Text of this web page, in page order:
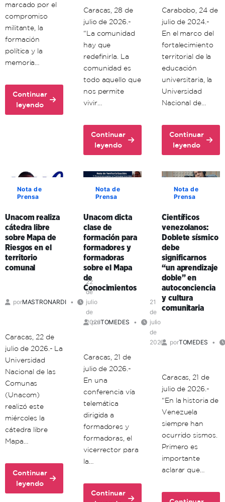
marcado por el
compromiso
militante, la
formación
política y la
memoria…
Continuar
leyendo
about
Unacom
Hugo
Chávez
Caracas, 28 de
julio de 2026.-
“La comunidad
hay que
redefinirla. La
comunidad es
todo aquello que
nos permite
vivir…
Continuar
leyendo
about
Ante
guerra
cognitiva,
investigador
expresó
que
existe
la
necesidad
de
una
ética
de
la
vida
Carabobo, 24 de
julio de 2024.-
En el marco del
fortalecimiento
territorial de la
educación
universitaria, la
Universidad
Nacional de…
Continuar
leyendo
about
Unacom
enlaces
formativos
en
fortalecen
la
educación
universitaria
en
el
territorio
comunal
Nota de
Prensa
Unacom realiza
cátedra libre
sobre Mapa de
Riesgos en el
territorio
comunal
porMASTRONARDI
22
de
julio
de
2026
Caracas, 22 de
julio de 2026.- La
Universidad
Nacional de las
Comunas
(Unacom)
realizó este
miércoles la
cátedra libre
Mapa…
Continuar
leyendo
about
Unacom
Nota de
Prensa
Unacom dicta
clase de
formación para
formadores y
formadoras
sobre el Mapa
de
Conocimientos
porTOMEDES
21
de
julio
de
2026
Caracas, 21 de
julio de 2026.-
En una
conferencia vía
telemática
dirigida a
formadores y
formadoras, el
vicerrector para
la…
Continuar
Nota de
Prensa
Científicos
venezolanos:
Doblete sísmico
debe
significarnos
“un aprendizaje
doble” en
autoconciencia
y cultura
comunitaria
porTOMEDES
Caracas, 21 de
julio de 2026.-
“En la historia de
Venezuela
siempre han
ocurrido sismos.
Primero es
importante
aclarar que…